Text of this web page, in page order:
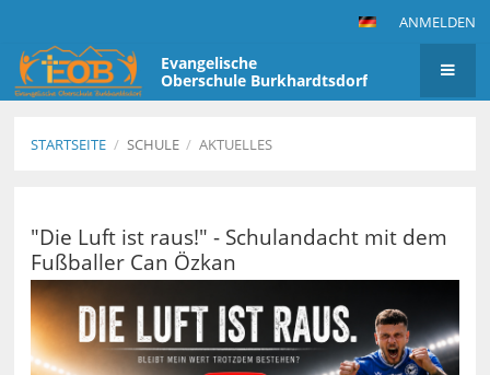
ANMELDEN
Evangelische
Oberschule Burkhardtsdorf
STARTSEITE / SCHULE / AKTUELLES
"Die Luft ist raus!" - Schulandacht mit dem
Fußballer Can Özkan